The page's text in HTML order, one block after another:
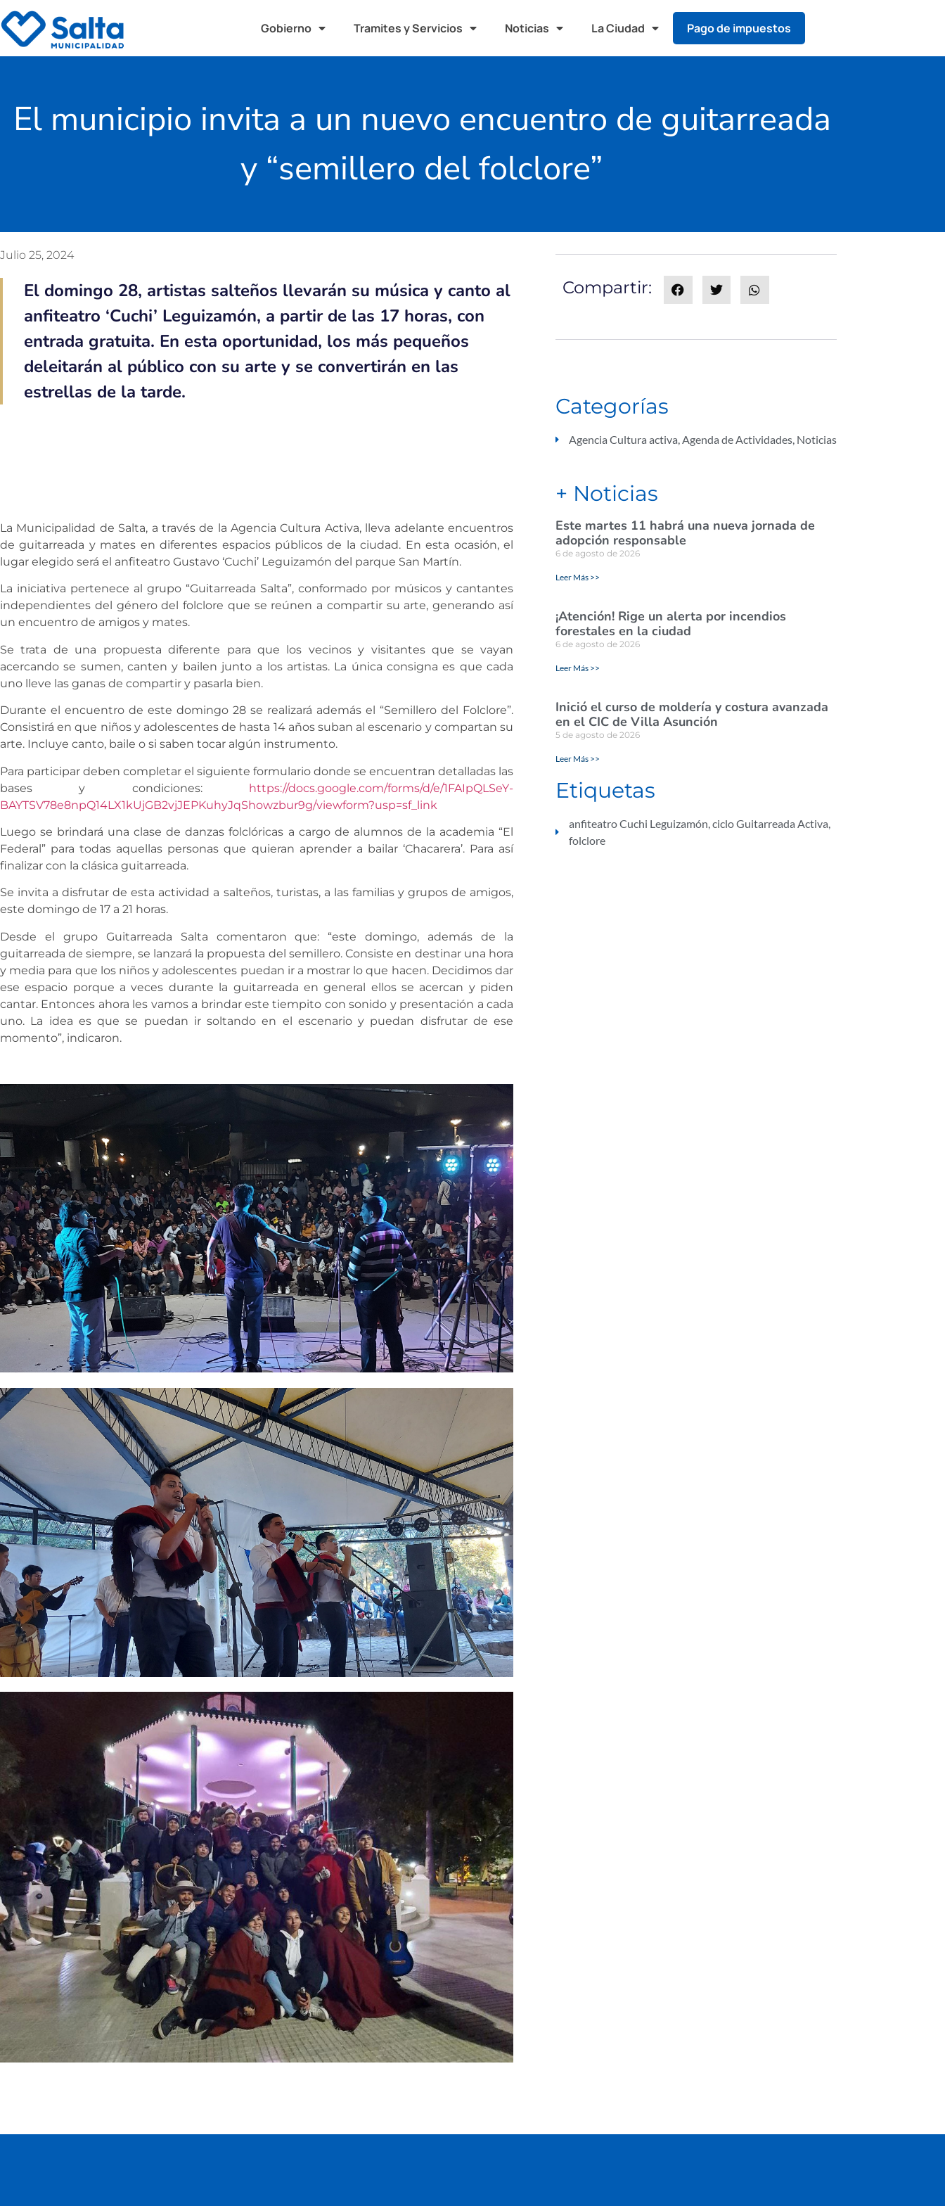
Gobierno Tramites y Servicios Noticias La Ciudad Pago de impuestos
El municipio invita a un nuevo encuentro de guitarreada
y “semillero del folclore”
Julio 25, 2024
El domingo 28, artistas salteños llevarán su música y canto al
anfiteatro ‘Cuchi’ Leguizamón, a partir de las 17 horas, con
entrada gratuita. En esta oportunidad, los más pequeños
deleitarán al público con su arte y se convertirán en las
estrellas de la tarde.
La Municipalidad de Salta, a través de la Agencia Cultura Activa, lleva adelante encuentros
de guitarreada y mates en diferentes espacios públicos de la ciudad. En esta ocasión, el
lugar elegido será el anfiteatro Gustavo ‘Cuchi’ Leguizamón del parque San Martín.
La iniciativa pertenece al grupo “Guitarreada Salta”, conformado por músicos y cantantes
independientes del género del folclore que se reúnen a compartir su arte, generando así
un encuentro de amigos y mates.
Se trata de una propuesta diferente para que los vecinos y visitantes que se vayan
acercando se sumen, canten y bailen junto a los artistas. La única consigna es que cada
uno lleve las ganas de compartir y pasarla bien.
Durante el encuentro de este domingo 28 se realizará además el “Semillero del Folclore”.
Consistirá en que niños y adolescentes de hasta 14 años suban al escenario y compartan su
arte. Incluye canto, baile o si saben tocar algún instrumento.
Para participar deben completar el siguiente formulario donde se encuentran detalladas las
bases y condiciones: https://docs.google.com/forms/d/e/1FAIpQLSeY-
BAYTSV78e8npQ14LX1kUjGB2vjJEPKuhyJqShowzbur9g/viewform?usp=sf_link
Luego se brindará una clase de danzas folclóricas a cargo de alumnos de la academia “El
Federal” para todas aquellas personas que quieran aprender a bailar ‘Chacarera’. Para así
finalizar con la clásica guitarreada.
Se invita a disfrutar de esta actividad a salteños, turistas, a las familias y grupos de amigos,
este domingo de 17 a 21 horas.
Desde el grupo Guitarreada Salta comentaron que: “este domingo, además de la
guitarreada de siempre, se lanzará la propuesta del semillero. Consiste en destinar una hora
y media para que los niños y adolescentes puedan ir a mostrar lo que hacen. Decidimos dar
ese espacio porque a veces durante la guitarreada en general ellos se acercan y piden
cantar. Entonces ahora les vamos a brindar este tiempito con sonido y presentación a cada
uno. La idea es que se puedan ir soltando en el escenario y puedan disfrutar de ese
momento”, indicaron.
Compartir:
Categorías
Agencia Cultura activa,Agenda de Actividades, Noticias
+ Noticias
Este martes 11 habrá una nueva jornada de
adopción responsable
6 de agosto de 2026
Leer Más >>
¡Atención! Rige un alerta por incendios
forestales en la ciudad
6 de agosto de 2026
Leer Más >>
Inició el curso de moldería y costura avanzada
en el CIC de Villa Asunción
5 de agosto de 2026
Leer Más >>
Etiquetas
anfiteatro Cuchi Leguizamón,ciclo Guitarreada Activa,
folclore